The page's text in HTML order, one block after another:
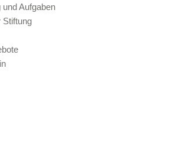
und Aufgaben
Stiftung